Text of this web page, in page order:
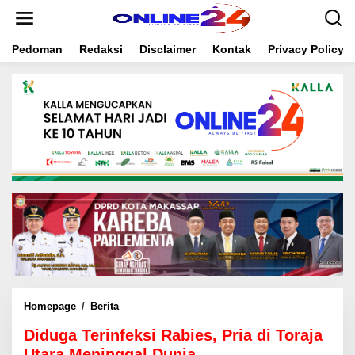
t
Pedoman Redaksi Disclaimer Kontak Privacy Policy
Homepage / BeritaD
d
u
Diduga Terinfeksi Rabies, Pria di Toraja